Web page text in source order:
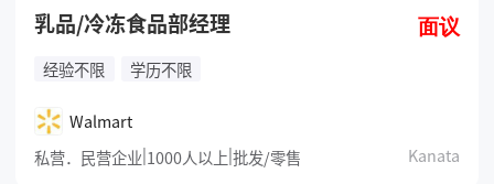
乳品/冷冻食品部经理
面议
经验不限
学历不限
Walmart
私营．民营企业|1000人以上|批发/零售 Kanata